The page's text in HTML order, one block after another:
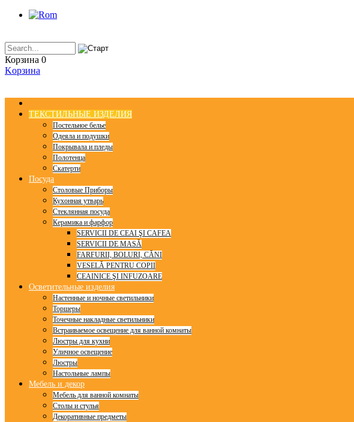
Корзина 0
Kорзинa
ТЕКСТИЛЬНЫЕ ИЗДЕЛИЯ
Постельное белье
Одеяла и подушки
Покрывала и пледы
Полотенца
Скатерти
Посуда
Столовые Приборы
Кухонная утварь
Стеклянная посуда
Керамика и фарфор
SERVICII DE CEAI ŞI CAFEA
SERVICII DE MASĂ
FARFURII, BOLURI, CĂNI
VESELĂ PENTRU COPII
CEAINICE ŞI INFUZOARE
Осветительные изделия
Настенные и ночные светильники
Торшеры
Точечные накладные светильники
Встраиваемое освещение для ванной комнаты
Люстры для кухни
Уличное освещение
Люстры
Настольные лампы
Мебель и декор
Мебель для ванной комнаты
Столы и стулья
Декоративные предметы